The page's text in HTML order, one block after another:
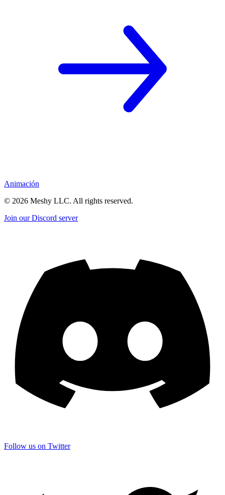
Animación
© 2026 Meshy LLC. All rights reserved.
Join our Discord server
Follow us on Twitter